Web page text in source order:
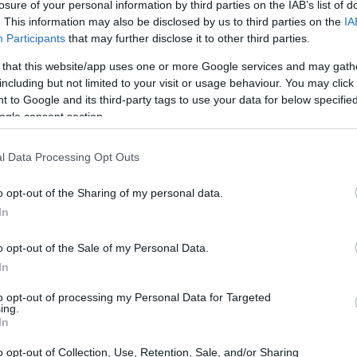
of your personal information by third parties on the IAB’s list of
This information may also be disclosed by us to third parties on the
Participants that may further disclose it to other third parties.
that this website/app uses one or more Google services and may
but not limited to your visit or usage behaviour. You may
to Google and its third-party tags to use your data for below
consent section.
Data Processing Opt Outs
opt-out of the Sharing of my personal data.
opt-out of the Sale of my Personal Data.
opt-out of processing my Personal Data for Targeted
opt-out of Collection, Use, Retention, Sale, and/or Sharing
claro de cómo una buena gestión y la estrategia
logros impresionantes en un corto período. Con
del año, la compañía ha logrado posicionarse por
que parece no tener freno, ha coincidido
a la defensa, lo que ha beneficiado a Indra y a su
6.000 millones de euros.
estrategia y las alianzas
de Indra, la compañía ha estado en una
Principalmente, el establecimiento de alianzas
el gigante alemán Rheinmetall, que ha abierto
es un reflejo del creciente interés de la
una tendencia que, según los analistas, beneficiará
son meras coincidencias; son parte de una